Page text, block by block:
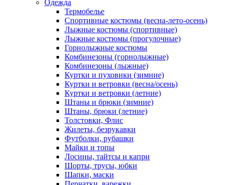
Одежда
Термобелье
Спортивные костюмы (весна-лето-осень)
Лыжные костюмы (спортивные)
Лыжные костюмы (прогулочные)
Горнолыжные костюмы
Комбинезоны (горнолыжные)
Комбинезоны (лыжные)
Куртки и пуховики (зимние)
Куртки и ветровки (весна/осень)
Куртки и ветровки (летние)
Штаны и брюки (зимние)
Штаны, брюки (летние)
Толстовки, Флис
Жилеты, безрукавки
Футболки, рубашки
Майки и топы
Лосины, тайтсы и капри
Шорты, трусы, юбки
Шапки, маски